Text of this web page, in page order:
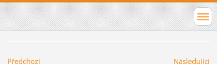
Předchozí
Následující